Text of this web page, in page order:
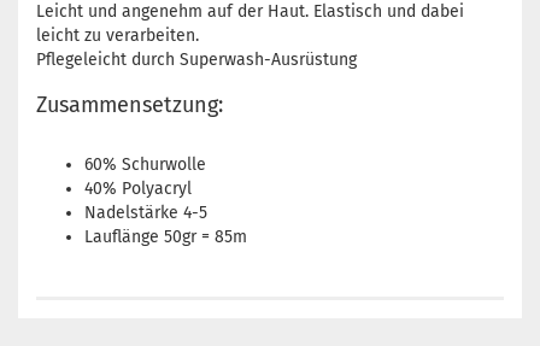
Leicht und angenehm auf der Haut. Elastisch und dabei
leicht zu verarbeiten.
Pflegeleicht durch Superwash-Ausrüstung
Zusammensetzung:
60% Schurwolle
40% Polyacryl
Nadelstärke 4-5
Lauflänge 50gr = 85m